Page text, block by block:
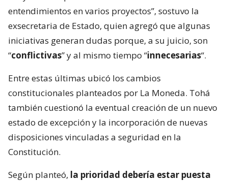
entendimientos en varios proyectos”, sostuvo la
exsecretaria de Estado, quien agregó que algunas
iniciativas generan dudas porque, a su juicio, son
“conflictivas” y al mismo tiempo “innecesarias“.
Entre estas últimas ubicó los cambios
constitucionales planteados por La Moneda. Tohá
también cuestionó la eventual creación de un nuevo
estado de excepción y la incorporación de nuevas
disposiciones vinculadas a seguridad en la
Constitución.
Según planteó, la prioridad debería estar puesta